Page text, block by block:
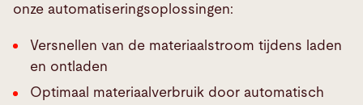
onze automatiseringsoplossingen:
Versnellen van de materiaalstroom tijdens laden
en ontladen
Optimaal materiaalverbruik door automatisch